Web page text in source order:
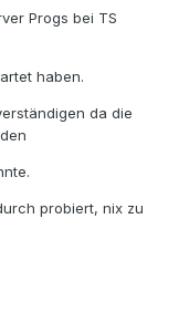
Progs bei TS
haben.
da die
probiert, nix zu